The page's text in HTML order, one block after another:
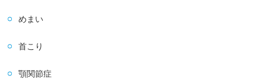
めまい
首こり
顎関節症